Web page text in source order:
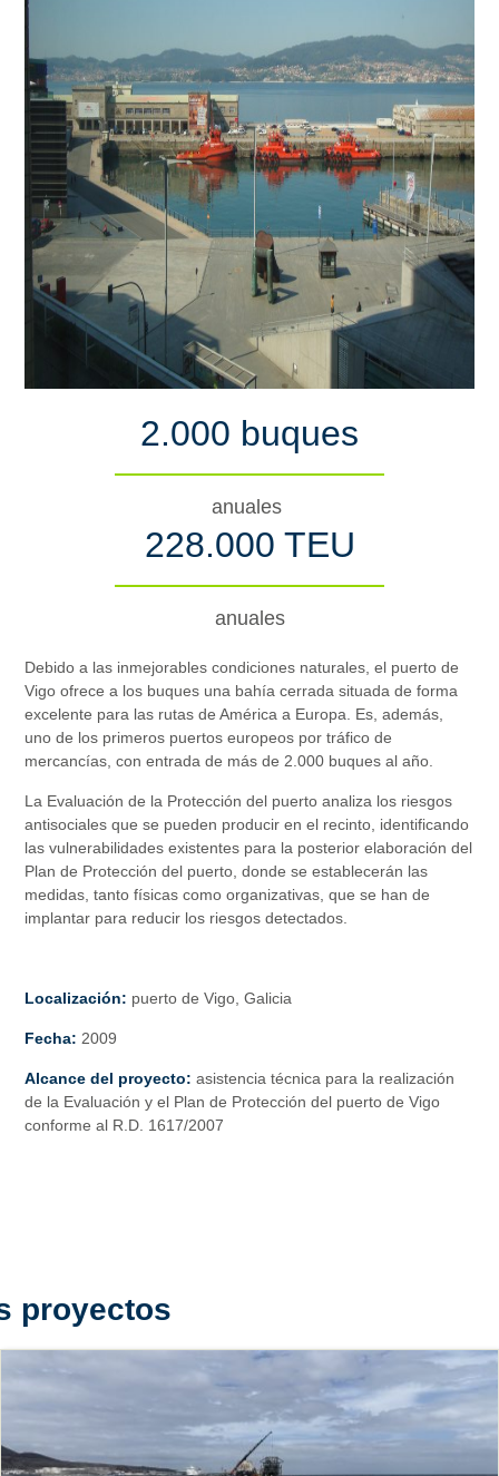
2.000 buques
anuales
228.000 TEU
anuales
Debido a las inmejorables condiciones naturales, el puerto de
Vigo ofrece a los buques una bahía cerrada situada de forma
excelente para las rutas de América a Europa. Es, además,
uno de los primeros puertos europeos por tráfico de
mercancías, con entrada de más de 2.000 buques al año.
La Evaluación de la Protección del puerto analiza los riesgos
antisociales que se pueden producir en el recinto, identificando
las vulnerabilidades existentes para la posterior elaboración del
Plan de Protección del puerto, donde se establecerán las
medidas, tanto físicas como organizativas, que se han de
implantar para reducir los riesgos detectados.
Localización: puerto de Vigo, Galicia
Fecha: 2009
Alcance del proyecto: asistencia técnica para la realización
de la Evaluación y el Plan de Protección del puerto de Vigo
conforme al R.D. 1617/2007
proyectos